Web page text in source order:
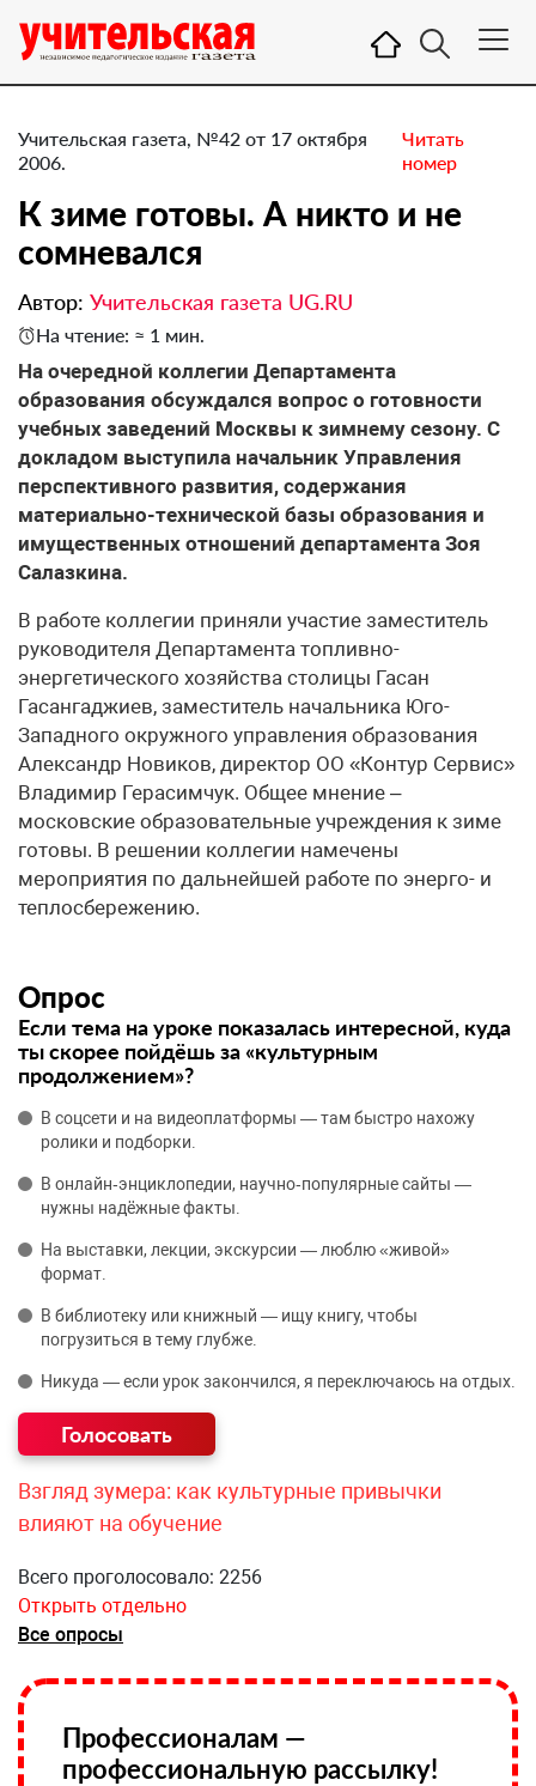
Учительская газета, №42 от 17 октября
2006.
Читать
номер
К зиме готовы. А никто и не
сомневался
Автор: Учительская газета UG.RU
На чтение: ≈ 1 мин.
На очередной коллегии Департамента
образования обсуждался вопрос о готовности
учебных заведений Москвы к зимнему сезону. С
докладом выступила начальник Управления
перспективного развития, содержания
материально-технической базы образования и
имущественных отношений департамента Зоя
Салазкина.
В работе коллегии приняли участие заместитель
руководителя Департамента топливно-
энергетического хозяйства столицы Гасан
Гасангаджиев, заместитель начальника Юго-
Западного окружного управления образования
Александр Новиков, директор ОО «Контур Сервис»
Владимир Герасимчук. Общее мнение –
московские образовательные учреждения к зиме
готовы. В решении коллегии намечены
мероприятия по дальнейшей работе по энерго- и
теплосбережению.
Опрос
Если тема на уроке показалась интересной, куда
ты скорее пойдёшь за «культурным
продолжением»?
В соцсети и на видеоплатформы — там быстро нахожу
ролики и подборки.
В онлайн‑энциклопедии, научно‑популярные сайты —
нужны надёжные факты.
На выставки, лекции, экскурсии — люблю «живой»
формат.
В библиотеку или книжный — ищу книгу, чтобы
погрузиться в тему глубже.
Никуда — если урок закончился, я переключаюсь на отдых.
Взгляд зумера: как культурные привычки
влияют на обучение
Всего проголосовало: 2256
Открыть отдельно
Все опросы
Профессионалам —
профессиональную рассылку!